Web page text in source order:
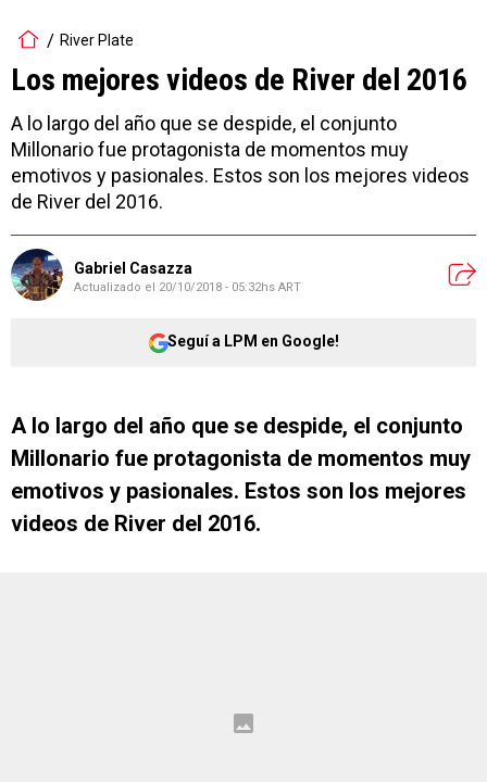
River Plate
Los mejores videos de River del 2016
A lo largo del año que se despide, el conjunto
Millonario fue protagonista de momentos muy
emotivos y pasionales. Estos son los mejores videos
de River del 2016.
Gabriel Casazza
Actualizado el 20/10/2018 - 05:32hs ART
Seguí a LPM en Google!
A lo largo del año que se despide, el conjunto
Millonario fue protagonista de momentos muy
emotivos y pasionales. Estos son los mejores
videos de River del 2016.